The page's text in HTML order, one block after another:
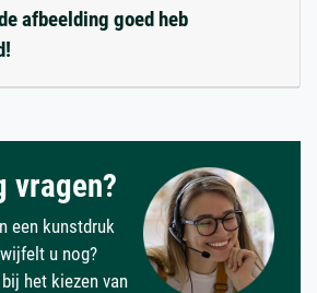
afbeelding goed heb
vragen?
een kunstdruk
u nog?
het kiezen van